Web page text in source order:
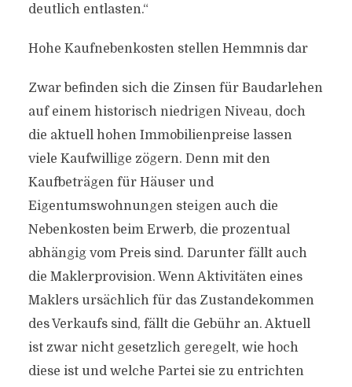
deutlich entlasten.“
Hohe Kaufnebenkosten stellen Hemmnis dar
Zwar befinden sich die Zinsen für Baudarlehen
auf einem historisch niedrigen Niveau, doch
die aktuell hohen Immobilienpreise lassen
viele Kaufwillige zögern. Denn mit den
Kaufbeträgen für Häuser und
Eigentumswohnungen steigen auch die
Nebenkosten beim Erwerb, die prozentual
abhängig vom Preis sind. Darunter fällt auch
die Maklerprovision. Wenn Aktivitäten eines
Maklers ursächlich für das Zustandekommen
des Verkaufs sind, fällt die Gebühr an. Aktuell
ist zwar nicht gesetzlich geregelt, wie hoch
diese ist und welche Partei sie zu entrichten